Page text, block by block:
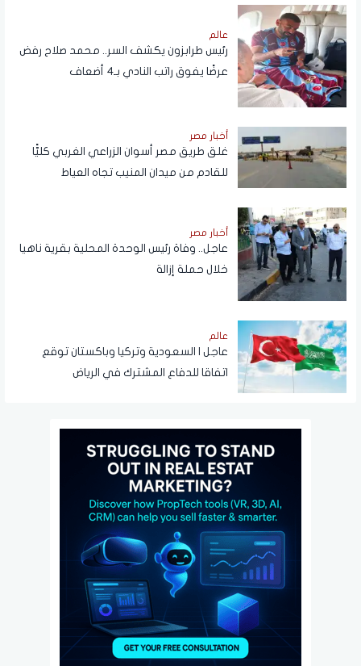
عالم
رئيس طرابزون يكشف السر.. محمد صلاح رفض
عرضًا يفوق راتب النادي بـ4 أضعاف
أخبار مصر
غلق طريق مصر أسوان الزراعي الغربي كليًّا
للقادم من ميدان المنيب تجاه العياط
أخبار مصر
عاجل.. وفاة رئيس الوحدة المحلية بقرية ناهيا
خلال حملة إزالة
عالم
عاجل | السعودية وتركيا وباكستان توقع
اتفاقا للدفاع المشترك في الرياض